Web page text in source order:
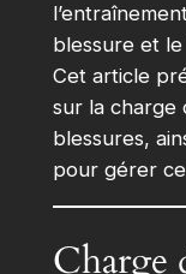
blessure et
Cet article
sur la charge
blessures,
pour gérer
Charge